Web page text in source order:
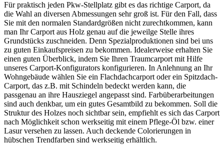
Für praktisch jeden Pkw-Stellplatz gibt es das richtige Carport, da
die Wahl an diversen Abmessungen sehr groß ist. Für den Fall, dass
Sie mit den normalen Standardgrößen nicht zurechtkommen, kann
man Ihr Carport aus Holz genau auf die jeweilge Stelle ihres
Grundstücks zuschneiden. Denn Spezialproduktionen sind bei uns
zu guten Einkaufspreisen zu bekommen. Idealerweise erhalten Sie
einen guten Überblick, indem Sie Ihren Traumcarport mit Hilfe
unseres Carport-Konfigurators konfigurieren. In Anlehnung an Ihr
Wohngebäude wählen Sie ein Flachdachcarport oder ein Spitzdach-
Carport, das z.B. mit Schindeln bedeckt werden kann, die
passgenau an ihre Hausziegel angepasst sind. Farbüberarbeitungen
sind auch denkbar, um ein gutes Gesamtbild zu bekommen. Soll die
Struktur des Holzes noch sichtbar sein, empfiehlt es sich das Carport
nach Möglichkeit schon werkseitig mit einem Pflege-Öl bzw. einer
Lasur versehen zu lassen. Auch deckende Colorierungen in
hübschen Trendfarben sind werkseitig erhältlich.